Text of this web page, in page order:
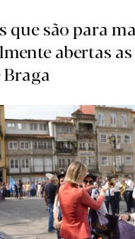
que são para
abertas as
Braga